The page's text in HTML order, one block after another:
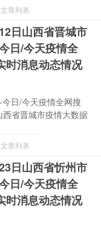
文章列表
日山西省晋城市
日/今天疫情全
时消息动态情况
日/今天疫情全网搜
省晋城市疫情大数据
文章列表
日山西省忻州市
日/今天疫情全
时消息动态情况